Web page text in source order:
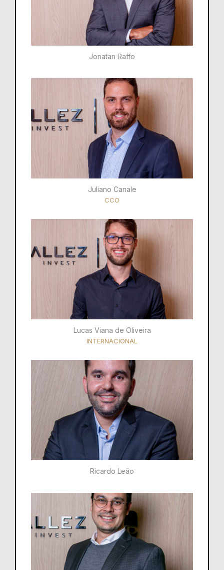
Jonatan Raffo
Juliano Canale
CCO
Lucas Viana de Oliveira
INTERNACIONAL
Ricardo Leão​